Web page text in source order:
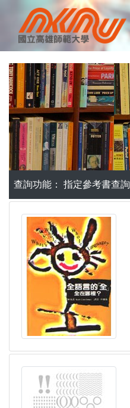
查詢功能： 指定參考書查詢